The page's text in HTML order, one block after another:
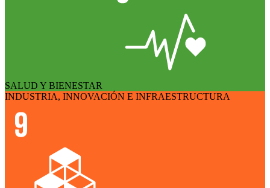
SALUD Y BIENESTAR
INDUSTRIA, INNOVACIÓN E INFRAESTRUCTURA